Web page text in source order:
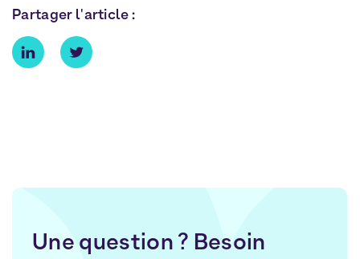
Partager l'article :
Une question ? Besoin